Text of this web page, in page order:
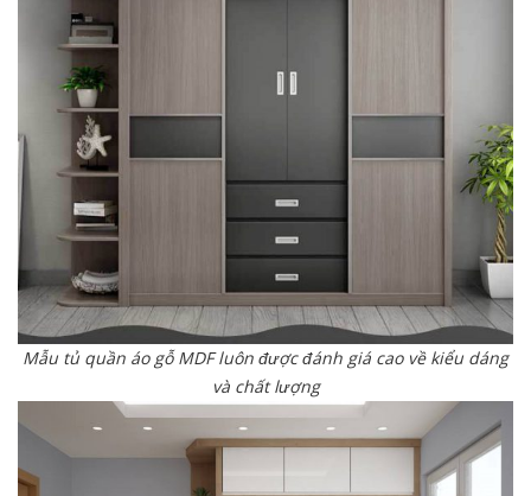
Mẫu tủ quần áo gỗ MDF luôn được đánh giá cao về kiểu dáng
và chất lượng